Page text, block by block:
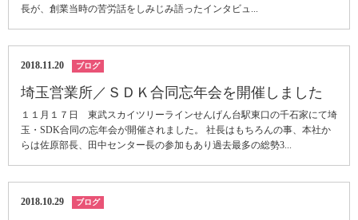
長が、創業当時の苦労話をしみじみ語ったインタビュ...
2018.11.20 ブログ
埼玉営業所／ＳＤＫ合同忘年会を開催しました
１１月１７日 東武スカイツリーラインせんげん台駅東口の千石家にて埼
玉・SDK合同の忘年会が開催されました。 社長はもちろんの事、本社か
らは佐原部長、田中センター長の参加もあり過去最多の総勢3...
2018.10.29 ブログ